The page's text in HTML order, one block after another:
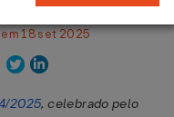
18 set 2025
2025, celebrado pelo